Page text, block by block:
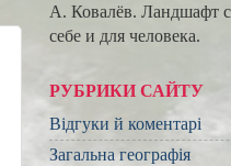
А. Ковалёв. Ландшафт
себе и для человека.
РУБРИКИ САЙТУ
Відгуки й коментарі
Загальна географія